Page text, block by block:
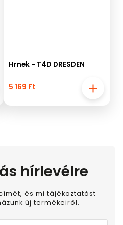
Hrnek - T4D DRESDEN
5 169 Ft
hírlevélre
és mi tájékoztatást
új termékeiről.